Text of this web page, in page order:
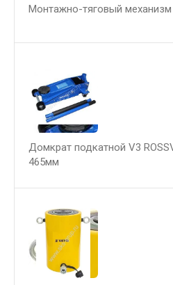
Монтажно-тяговый
Домкрат подкатной V3
465мм